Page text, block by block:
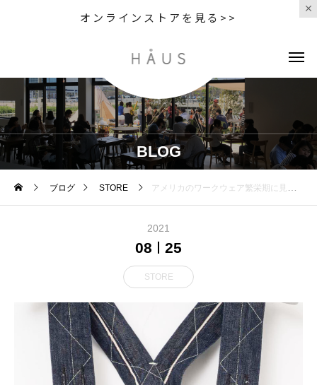
オンラインストアを見る>>
BLOG
ブログ STORE アメリカのワークウェア繁栄期に見られるような黒々とした色味を、独自の染色レシピで表現する事に成功した
2021
08 25
STORE